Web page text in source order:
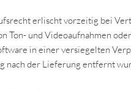
erlischt vorzeitig bei
Ton- und Videoaufnahmen oder
in einer versiegelten
nach der Lieferung entfernt